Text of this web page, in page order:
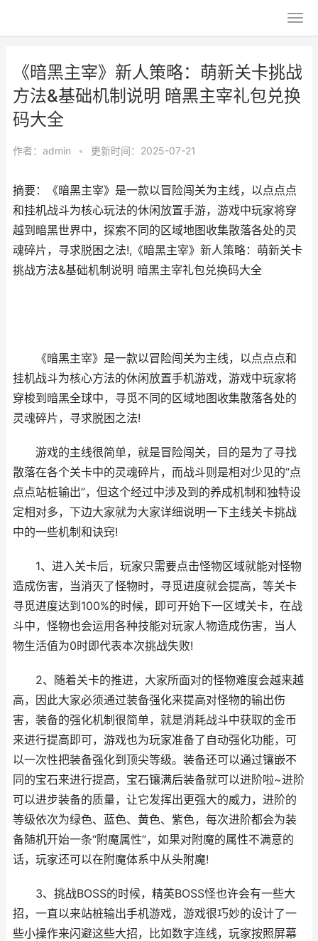
《暗黑主宰》新人策略：萌新关卡挑战
方法&基础机制说明 暗黑主宰礼包兑换
码大全
作者： admin • 更新时间：2025-07-21
摘要：《暗黑主宰》是一款以冒险闯关为主线，以点点点
和挂机战斗为核心玩法的休闲放置手游，游戏中玩家将穿
越到暗黑世界中，探索不同的区域地图收集散落各处的灵
魂碎片，寻求脱困之法!,《暗黑主宰》新人策略：萌新关卡
挑战方法&基础机制说明 暗黑主宰礼包兑换码大全
《暗黑主宰》是一款以冒险闯关为主线，以点点点和
挂机战斗为核心方法的休闲放置手机游戏，游戏中玩家将
穿梭到暗黑全球中，寻觅不同的区域地图收集散落各处的
灵魂碎片，寻求脱困之法!
游戏的主线很简单，就是冒险闯关，目的是为了寻找
散落在各个关卡中的灵魂碎片，而战斗则是相对少见的“点
点点站桩输出”，但这个经过中涉及到的养成机制和独特设
定相对多，下边大家就为大家详细说明一下主线关卡挑战
中的一些机制和诀窍!
1、进入关卡后，玩家只需要点击怪物区域就能对怪物
造成伤害，当消灭了怪物时，寻觅进度就会提高，等关卡
寻觅进度达到100%的时候，即可开始下一区域关卡，在战
斗中，怪物也会运用各种技能对玩家人物造成伤害，当人
物生活值为0时即代表本次挑战失败!
2、随着关卡的推进，大家所面对的怪物难度会越来越
高，因此大家必须通过装备强化来提高对怪物的输出伤
害，装备的强化机制很简单，就是消耗战斗中获取的金币
来进行提高即可，游戏也为玩家准备了自动强化功能，可
以一次性把装备强化到顶尖等级。装备还可以通过镶嵌不
同的宝石来进行提高，宝石镶满后装备就可以进阶啦~进阶
可以进步装备的质量，让它发挥出更强大的威力，进阶的
等级依次为绿色、蓝色、黄色、紫色，每次进阶都会为装
备随机开始一条“附魔属性”，如果对附魔的属性不满意的
话，玩家还可以在附魔体系中从头附魔!
3、挑战BOSS的时候，精英BOSS怪也许会有一些大
招，一直以来站桩输出手机游戏，游戏很巧妙的设计了一
些小操作来闪避这些大招，比如数字连线，玩家按照屏幕